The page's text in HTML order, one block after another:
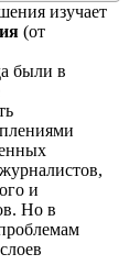
изучает
(от
были в
и
Но в